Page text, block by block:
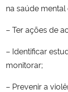
na saúde
– Ter ações de
– Identificar
monitorar;
– Prevenir a